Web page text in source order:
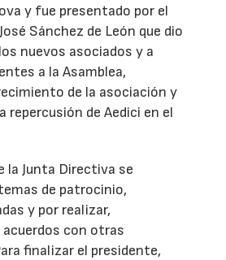
y fue presentado por el
Sánchez de León que dio
nuevos asociados y a
a la Asamblea,
de la asociación y
repercusión de Aedici en el
la Junta Directiva se
de patrocinio,
y por realizar,
con otras
finalizar el presidente,